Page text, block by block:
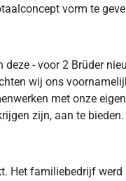
vorm te
- voor 2 Brüder
wij ons
met onze
zijn, aan te bieden.
Het familiebedrijf